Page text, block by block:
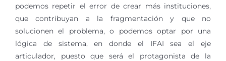
podemos repetir el error de crear más instituciones,
que contribuyan a la fragmentación y que no
solucionen el problema, o podemos optar por una
lógica de sistema, en donde el IFAI sea el eje
articulador, puesto que será el protagonista de la